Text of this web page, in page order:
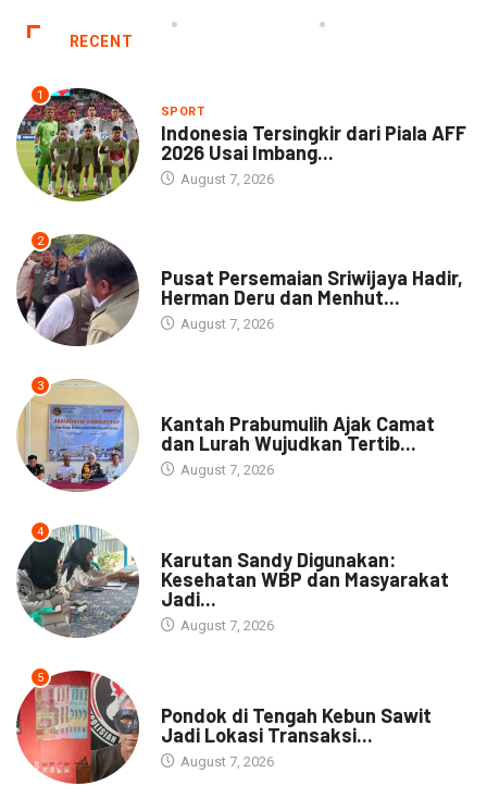
RECENT
1
SPORT
Indonesia Tersingkir dari Piala AFF
2026 Usai Imbang...
August 7, 2026
2
Pusat Persemaian Sriwijaya Hadir,
Herman Deru dan Menhut...
August 7, 2026
3
Kantah Prabumulih Ajak Camat
dan Lurah Wujudkan Tertib...
August 7, 2026
4
Karutan Sandy Digunakan:
Kesehatan WBP dan Masyarakat
Jadi...
August 7, 2026
5
Pondok di Tengah Kebun Sawit
Jadi Lokasi Transaksi...
August 7, 2026